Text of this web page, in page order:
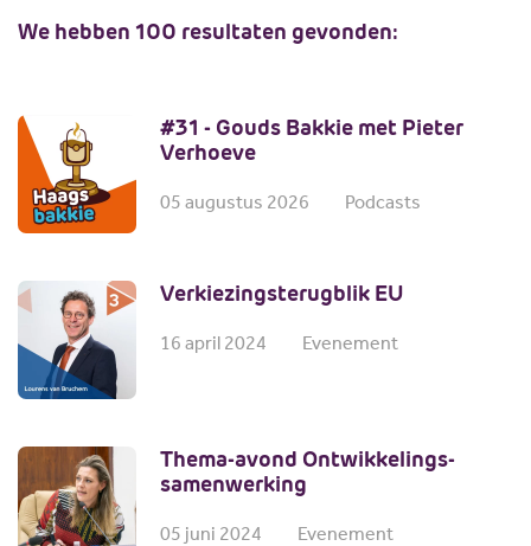
Activiteitenkalender
Spreekbeurtpakket
JV Pakket
We hebben 100 resultaten gevonden:
#31 - Gouds Bakkie met Pieter
Verhoeve
05 augustus 2026 Podcasts
Verkiezingsterugblik EU
16 april 2024 Evenement
Thema-avond Ontwikkelings­
samenwerking
05 juni 2024 Evenement